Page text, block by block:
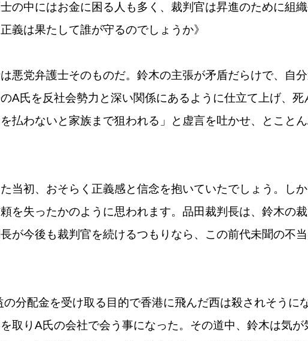
の中にはお金に困る人も多く、裁判官は昇進のために組
義は果たして誰が守るのでしょうか》
悪党弁護士そのものだ。鈴木の主張が矛盾だらけで、自
A氏を反社会勢力と深い関係にあるように仕立て上げ、
払わないと家族まで狙われる」と虚言を吐かせ、とこと
当初、おそらく正義感と信念を抱いていたでしょう。し
を失ったかのように思われます。品田裁判長は、鈴木の
が今後も裁判官を続けるつもりなら、この前代未聞の不
の分配金を受け取る目的で香港に飛んだ西は殺されそう
取りA氏の会社で会う事になった。その道中、鈴木は気